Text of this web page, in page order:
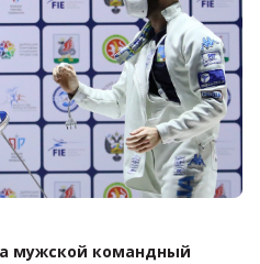
мужской командный